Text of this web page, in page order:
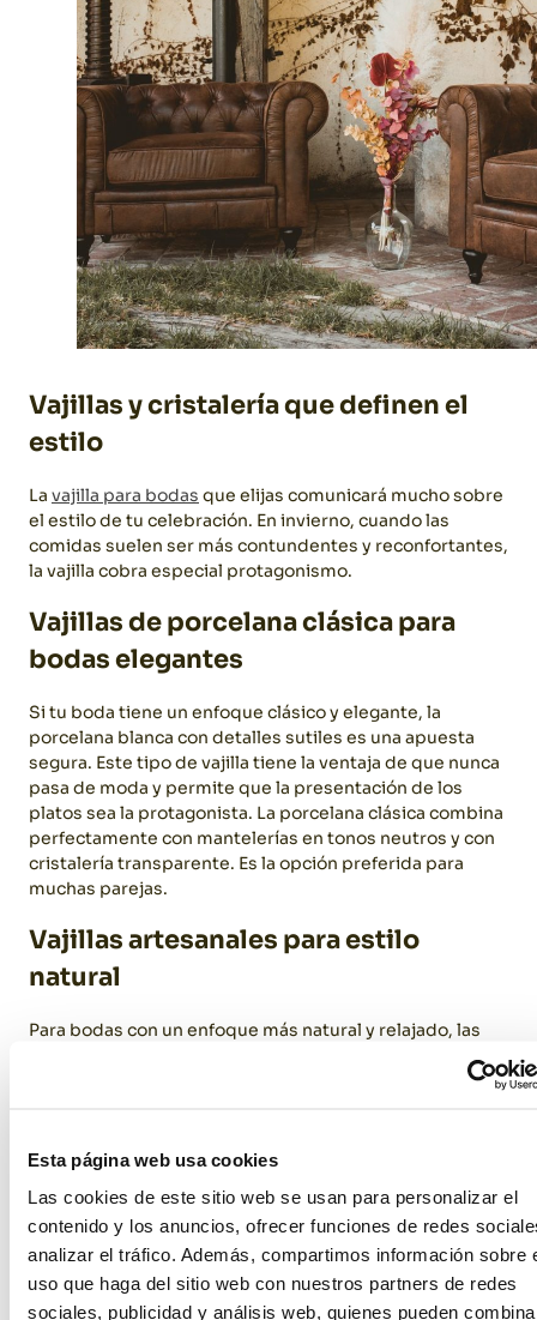
Esta página web usa cookies
Las cookies de este sitio web se usan para personalizar el
contenido y los anuncios, ofrecer funciones de redes
analizar el tráfico. Además, compartimos información sobre
uso que haga del sitio web con nuestros partners de redes
sociales, publicidad y análisis web, quienes pueden
Vajillas y cristalería que definen el
estilo
La vajilla para bodas que elijas comunicará mucho sobre
el estilo de tu celebración. En invierno, cuando las
comidas suelen ser más contundentes y reconfortantes,
la vajilla cobra especial protagonismo.
Vajillas de porcelana clásica para
bodas elegantes
Si tu boda tiene un enfoque clásico y elegante, la
porcelana blanca con detalles sutiles es una apuesta
segura. Este tipo de vajilla tiene la ventaja de que nunca
pasa de moda y permite que la presentación de los
platos sea la protagonista. La porcelana clásica combina
perfectamente con mantelerías en tonos neutros y con
cristalería transparente. Es la opción preferida para
muchas parejas.
Vajillas artesanales para estilo
natural
Para bodas con un enfoque más natural y relajado, las
Los platos en tonos arena, gris o con decoración floral
especialmente bien en masías, espacios rústicos o
artesanal contrasta maravillosamente con la perfección
de las cristalerías y las cuberterías pulidas.
La cristalería: elegancia transparente